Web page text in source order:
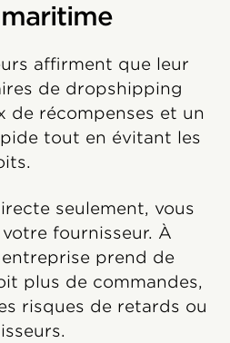
affirment que leur
de dropshipping
de récompenses et un
tout en évitant les
seulement, vous
fournisseur. À
prend de
plus de commandes,
risques de retards ou